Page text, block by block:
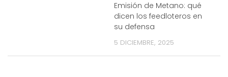
Emisión de Metano: qué
dicen los feedloteros en
su defensa
5 DICIEMBRE, 2025